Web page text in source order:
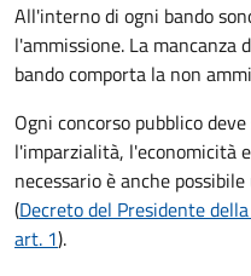
All'interno di ogni bando
l'ammissione. La mancanza
bando comporta la non
Ogni concorso pubblico
l'imparzialità, l'economicità
necessario è anche
(Decreto del Presidente
art. 1).